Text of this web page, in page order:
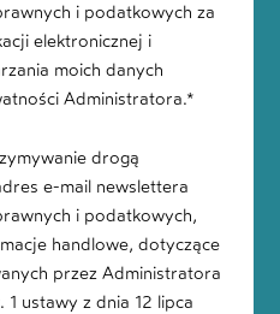
i podatkowych za
elektronicznej i
moich danych
Administratora.*
drogą
e-mail newslettera
i podatkowych,
handlowe, dotyczące
przez Administratora
ustawy z dnia 12 lipca